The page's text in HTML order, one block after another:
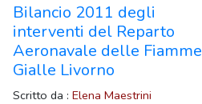
Bilancio 2011 degli
interventi del Reparto
Aeronavale delle Fiamme
Gialle Livorno
Scritto da : Elena Maestrini